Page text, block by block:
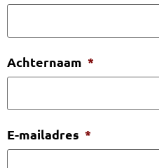
Achternaam *
E-mailadres *